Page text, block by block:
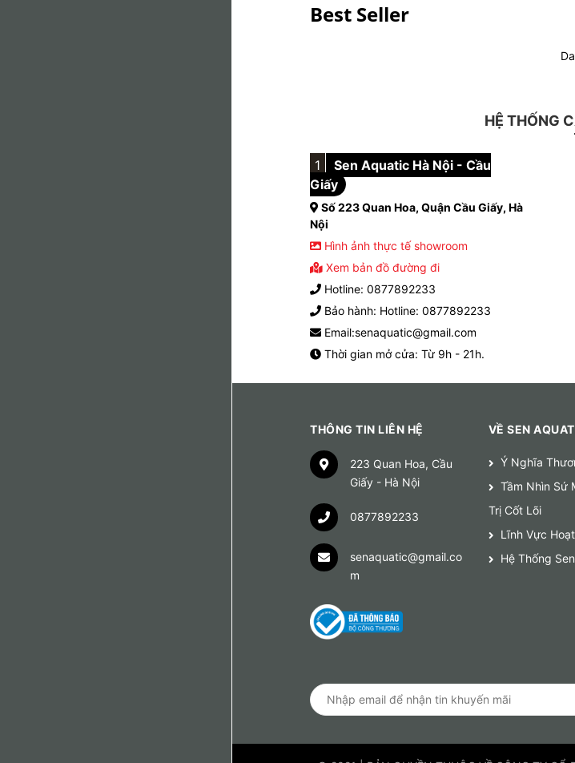
Best Seller
HỆ THỐNG
1
Sen Aquatic Hà Nội - Cầu
Giấy
Số 223 Quan Hoa, Quận Cầu Giấy, Hà
Nội
Hình ảnh thực tế showroom
Xem bản đồ đường đi
Hotline: 0877892233
Bảo hành: Hotline: 0877892233
Email:senaquatic@gmail.com
Thời gian mở cửa: Từ 9h - 21h.
THÔNG TIN LIÊN HỆ
223 Quan Hoa, Cầu
Giấy - Hà Nội
0877892233
senaquatic@gmail.co
m
VỀ SEN
Ý Nghĩa
Tầm Nhìn Sứ
Trị Cốt Lõi
Lĩnh Vực
Hệ Thống